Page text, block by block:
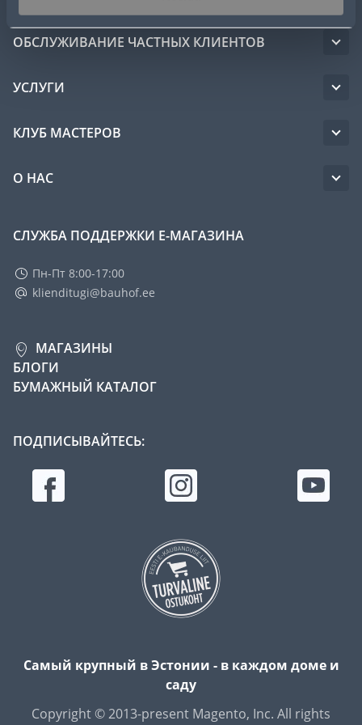
ОБСЛУЖИВАНИЕ ЧАСТНЫХ КЛИЕНТОВ
УСЛУГИ
КЛУБ МАСТЕРОВ
О НАС
СЛУЖБА ПОДДЕРЖКИ Е-МАГАЗИНА
Пн-Пт 8:00-17:00
klienditugi@bauhof.ee
МАГАЗИНЫ
БЛОГИ
БУМАЖНЫЙ КАТАЛОГ
ПОДПИСЫВАЙТЕСЬ:
Самый крупный в Эстонии - в каждом доме и
саду
Copyright © 2013-present Magento, Inc. All rights